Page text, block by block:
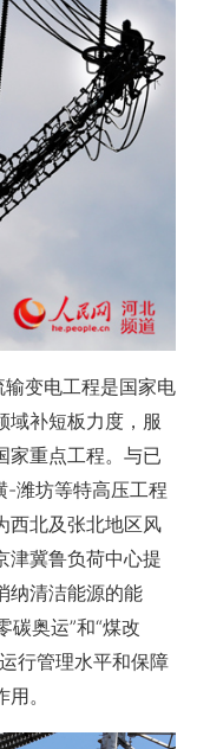
变电工程是国家电
域补短板力度，服
家重点工程。与已
潍坊等特高压工程
西北及张北地区风
津冀鲁负荷中心提
纳清洁能源的能
碳奥运”和“煤改
行管理水平和保障
。